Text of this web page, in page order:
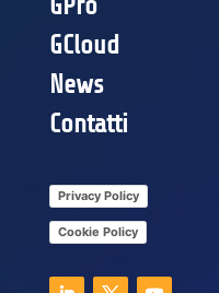
GCloud
News
Contatti
Privacy Policy
Cookie Policy